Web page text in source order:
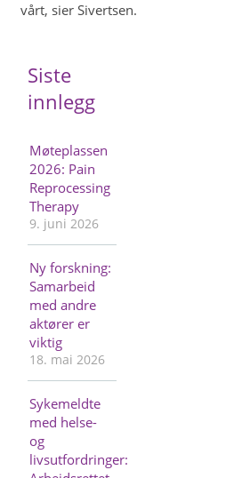
vårt, sier Sivertsen.
Siste
innlegg
Møteplassen
2026: Pain
Reprocessing
Therapy
9. juni 2026
Ny forskning:
Samarbeid
med andre
aktører er
viktig
18. mai 2026
Sykemeldte
med helse-
og
livsutfordringer: